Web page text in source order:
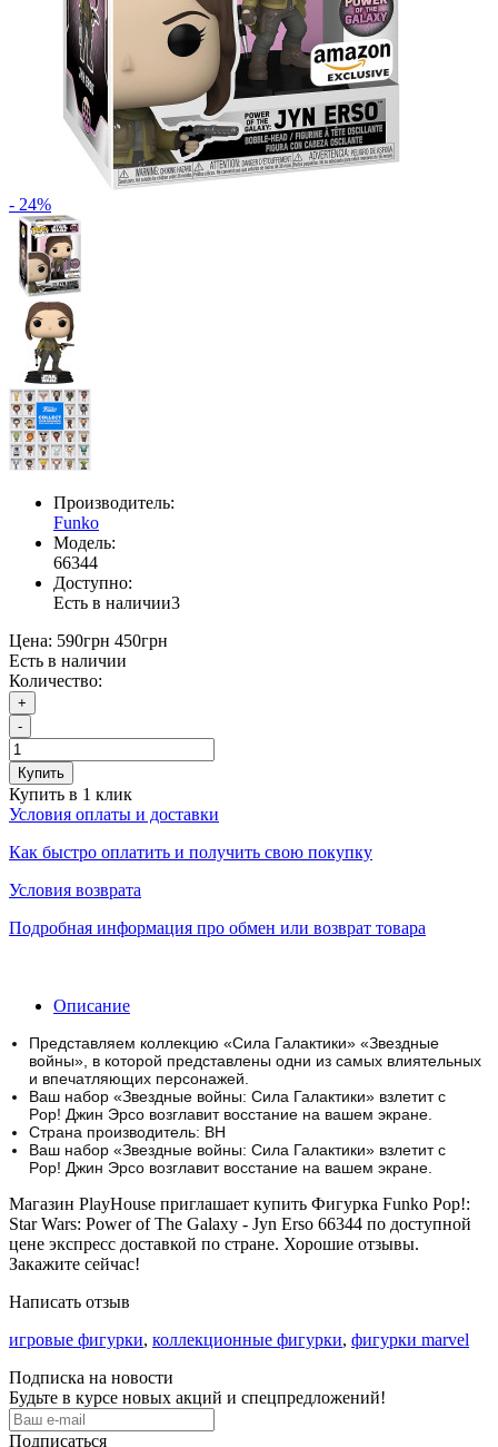
- 24%
Производитель:
Funko
Модель:
66344
Доступно:
Есть в наличии3
Цена: 590грн 450грн
Есть в наличии
Количество:
+
-
Купить
Купить в 1 клик
Условия оплаты и доставки
Как быстро оплатить и получить свою покупку
Условия возврата
Подробная информация про обмен или возврат товара
Описание
Представляем коллекцию «Сила Галактики» «Звездные
войны», в которой представлены одни из самых влиятельных
и впечатляющих персонажей.
Ваш набор «Звездные войны: Сила Галактики» взлетит с
Pop! Джин Эрсо возглавит восстание на вашем экране.
Страна производитель: ВН
Ваш набор «Звездные войны: Сила Галактики» взлетит с
Pop! Джин Эрсо возглавит восстание на вашем экране.
Магазин PlayHouse приглашает купить Фигурка Funko Pop!:
Star Wars: Power of The Galaxy - Jyn Erso 66344 по доступной
цене экспресс доставкой по стране. Хорошие отзывы.
Закажите сейчас!
Написать отзыв
игровые фигурки, коллекционные фигурки, фигурки marvel
Подписка на новости
Будьте в курсе новых акций и спецпредложений!
Подписаться